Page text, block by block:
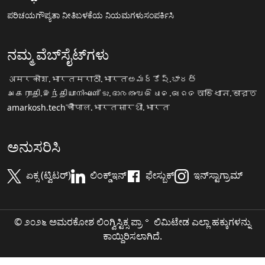
ಪರಿಚಯಗೌಪ್ಯತಾ ನೀತಿಬಳಕೆಯ ನಿಯಮಗಳುಸಂಪರ್ಕಿಸಿ
ನಮ್ಮ ವೆಬ್‌ಸೈಟ್‌ಗಳು
अमरकोश.भारतमराठी.भारतఅమర్కోష్.భారత్
அகராதி.இந்தியாനിഘണ്ടു.ഭാരതംଅଭିଧାନ.ଭାରତ অভিধান.ভারত
amarkosh.techचौपाल.भारतसारथी.भारत
ಅನುಸರಿಸಿ
ಏಕ್ಸ (ಟ್ವಿಟರ್) ಲಿಂಕ್ಡ್‌ಇನ್ ಫೇಸ್ಬುಕ್ ಇನ್‌ಸ್ಟಾಗ್ರಾಮ್
© ೨೦೨೬ ಅಮರಕೋಶ ಲಿಂಗ್ವಿಸ್ಟಿಕ್ಸ ಪ್ರಾ॰ ಲಿಮಿಟೇಡ ಎಲ್ಲಾ ಹಕ್ಕುಗಳನ್ನು
ಕಾಯ್ದಿರಿಸಲಾಗಿದೆ.